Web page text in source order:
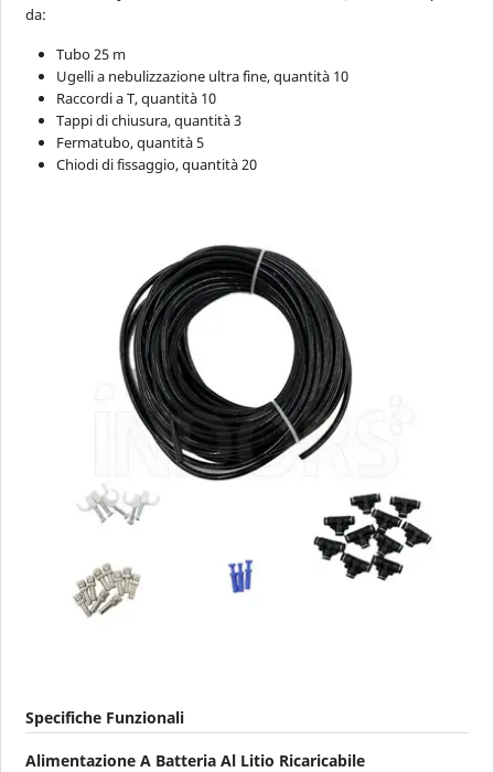
da:
Tubo 25 m
Ugelli a nebulizzazione ultra fine, quantità 10
Raccordi a T, quantità 10
Tappi di chiusura, quantità 3
Fermatubo, quantità 5
Chiodi di fissaggio, quantità 20
Specifiche Funzionali
Alimentazione A Batteria Al Litio Ricaricabile